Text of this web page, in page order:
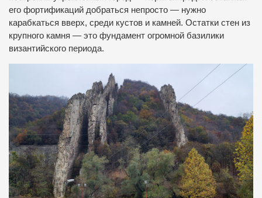
его фортификаций добраться непросто — нужно
карабкаться вверх, среди кустов и камней. Остатки стен из
крупного камня — это фундамент огромной базилики
византийского периода.